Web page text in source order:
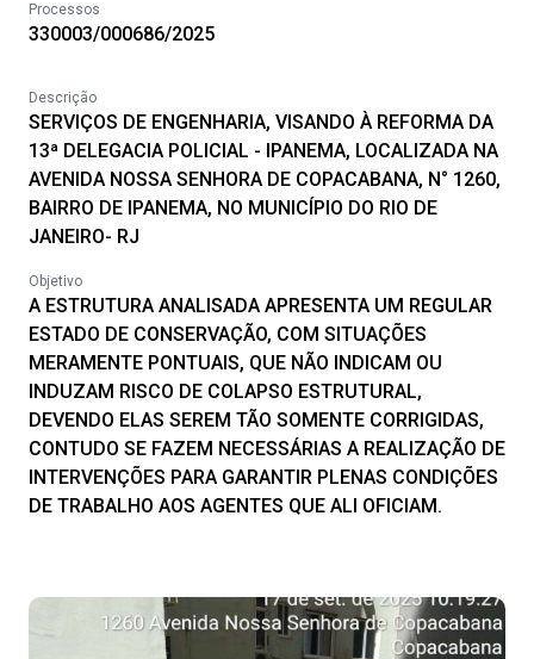
Processos
330003/000686/2025
Descrição
SERVIÇOS DE ENGENHARIA, VISANDO À REFORMA DA
13ª DELEGACIA POLICIAL - IPANEMA, LOCALIZADA NA
AVENIDA NOSSA SENHORA DE COPACABANA, N° 1260,
BAIRRO DE IPANEMA, NO MUNICÍPIO DO RIO DE
JANEIRO- RJ
Objetivo
A ESTRUTURA ANALISADA APRESENTA UM REGULAR
ESTADO DE CONSERVAÇÃO, COM SITUAÇÕES
MERAMENTE PONTUAIS, QUE NÃO INDICAM OU
INDUZAM RISCO DE COLAPSO ESTRUTURAL,
DEVENDO ELAS SEREM TÃO SOMENTE CORRIGIDAS,
CONTUDO SE FAZEM NECESSÁRIAS A REALIZAÇÃO DE
INTERVENÇÕES PARA GARANTIR PLENAS CONDIÇÕES
DE TRABALHO AOS AGENTES QUE ALI OFICIAM.